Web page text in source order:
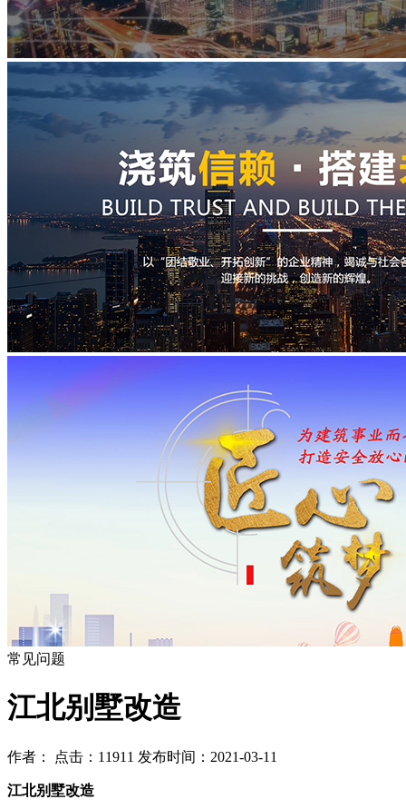
常见问题
江北别墅改造
作者： 点击：11911 发布时间：2021-03-11
江北别墅改造